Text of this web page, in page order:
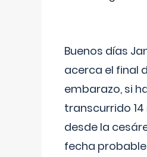
Buenos días
acerca el final
embarazo, si
transcurrido
desde la
fecha